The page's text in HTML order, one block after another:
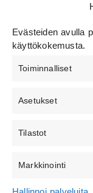
Evästeiden avulla
käyttökokemusta.
Toiminnalliset
Asetukset
Tilastot
Markkinointi